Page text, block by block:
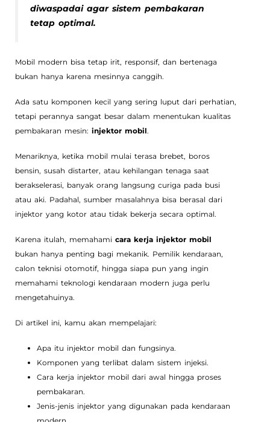
diwaspadai agar sistem pembakaran
tetap optimal.
Mobil modern bisa tetap irit, responsif, dan bertenaga
bukan hanya karena mesinnya canggih.
Ada satu komponen kecil yang sering luput dari perhatian,
tetapi perannya sangat besar dalam menentukan kualitas
pembakaran mesin: injektor mobil.
Menariknya, ketika mobil mulai terasa brebet, boros
bensin, susah distarter, atau kehilangan tenaga saat
berakselerasi, banyak orang langsung curiga pada busi
atau aki. Padahal, sumber masalahnya bisa berasal dari
injektor yang kotor atau tidak bekerja secara optimal.
Karena itulah, memahami cara kerja injektor mobil
bukan hanya penting bagi mekanik. Pemilik kendaraan,
calon teknisi otomotif, hingga siapa pun yang ingin
memahami teknologi kendaraan modern juga perlu
mengetahuinya.
Di artikel ini, kamu akan mempelajari:
Apa itu injektor mobil dan fungsinya.
Komponen yang terlibat dalam sistem injeksi.
Cara kerja injektor mobil dari awal hingga proses
pembakaran.
Jenis-jenis injektor yang digunakan pada kendaraan